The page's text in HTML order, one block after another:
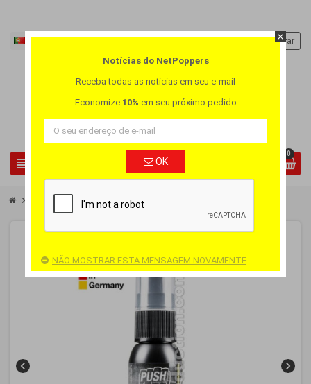
view_headline
Entrar
0
chevron_right chevron_right Just Suck it! - Spray para Sexo Oral
chevron_left chevron_right
close
Notícias do NetPoppers
Receba todas as notícias em seu e-mail
Economize 10% em seu próximo pedido
OK
NÃO MOSTRAR ESTA MENSAGEM NOVAMENTE